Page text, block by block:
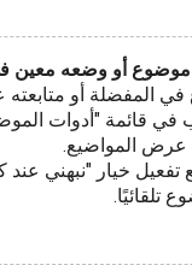
موضوع أو وضعه معين
المفضلة أو
في قائمة "أدوات
المواضيع.
خيار "نبهني عند
تلقائيًا.